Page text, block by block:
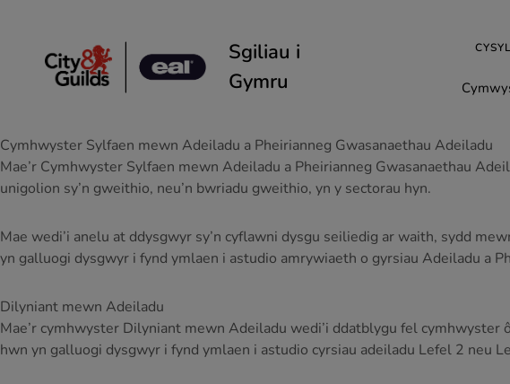
Sgiliau i
Gymru
Cymhwyster Sylfaen mewn Adeiladu a Pheirianneg Gwasanaethau Adeiladu
Mae’r Cymhwyster Sylfaen mewn Adeiladu a Pheirianneg Gwasanaethau
unigolion sy’n gweithio, neu’n bwriadu gweithio, yn y sectorau hyn.
Mae wedi’i anelu at ddysgwyr sy’n cyflawni dysgu seiliedig ar waith, sydd
yn galluogi dysgwyr i fynd ymlaen i astudio amrywiaeth o gyrsiau Adeiladu a
Dilyniant mewn Adeiladu
Mae’r cymhwyster Dilyniant mewn Adeiladu wedi’i ddatblygu fel
hwn yn galluogi dysgwyr i fynd ymlaen i astudio cyrsiau adeiladu Lefel 2 neu